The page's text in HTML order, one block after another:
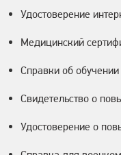
Удостоверение
Медицинский
Справки об обучении
Свидетельство о
Удостоверение о